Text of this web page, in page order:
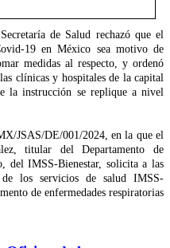
de Salud rechazó que el
19 en México sea motivo de
medidas al respecto, y ordenó
clínicas y hospitales de la capital
la instrucción se replique a nivel
JSAS/DE/001/2024, en la que el
titular del Departamento de
del IMSS-Bienestar, solicita a las
los servicios de salud IMSS-
de enfermedades respiratorias